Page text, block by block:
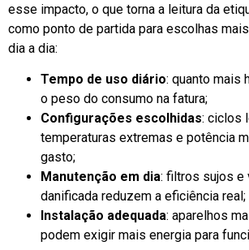
esse impacto, o que torna a leitura da
como ponto de partida para escolhas
dia a dia:
Tempo de uso diário: quanto mais
o peso do consumo na fatura;
Configurações escolhidas: ciclos
temperaturas extremas e potência
gasto;
Manutenção em dia: filtros sujos e
danificada reduzem a eficiência real;
Instalação adequada: aparelhos
podem exigir mais energia para